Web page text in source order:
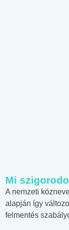
Mi
A nemzeti
alapján így
felmentés